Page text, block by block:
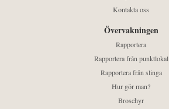
Kontakta oss
Övervakningen
Rapportera
Rapportera från punktlokal
Rapportera från slinga
Hur gör man?
Broschyr